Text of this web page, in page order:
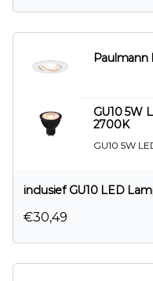
Paulmann
GU10 5W
2700K
GU10 5W
inclusief GU10 LED
€30,49